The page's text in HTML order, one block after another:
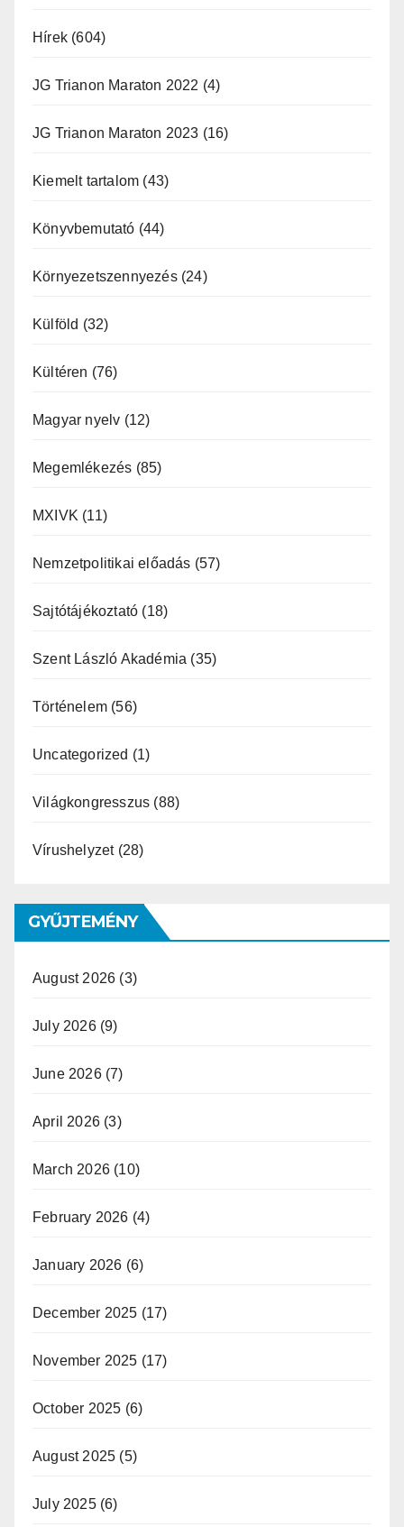
Hírek (604)
JG Trianon Maraton 2022 (4)
JG Trianon Maraton 2023 (16)
Kiemelt tartalom (43)
Könyvbemutató (44)
Környezetszennyezés(24)
Külföld (32)
Kültéren (76)
Magyar nyelv (12)
Megemlékezés (85)
MXIVK (11)
Nemzetpolitikai előadás (57)
Sajtótájékoztató (18)
Szent László Akadémia (35)
Történelem (56)
Uncategorized (1)
Világkongresszus (88)
Vírushelyzet(28)
GYŰJTEMÉNY
August 2026 (3)
July 2026(9)
June 2026(7)
April 2026 (3)
March 2026 (10)
February 2026 (4)
January 2026 (6)
December 2025 (17)
November 2025 (17)
October 2025 (6)
August 2025 (5)
July 2025(6)